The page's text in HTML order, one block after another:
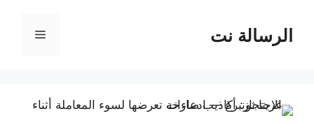
المحتوىالرسالة نت القائمة